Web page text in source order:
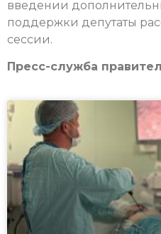
введении
поддержки депутаты
сессии.
Пресс-служба